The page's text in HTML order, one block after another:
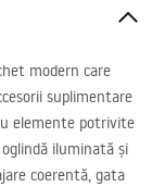
modern care
suplimentare
elemente potrivite
iluminată și
coerentă, gata